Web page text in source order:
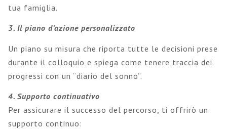
tua famiglia.
3. Il piano d’azione personalizzato
Un piano su misura che riporta tutte le decisioni prese
durante il colloquio e spiega come tenere traccia dei
progressi con un “diario del sonno”.
4. Supporto continuativo
Per assicurare il successo del percorso, ti offrirò un
supporto continuo: